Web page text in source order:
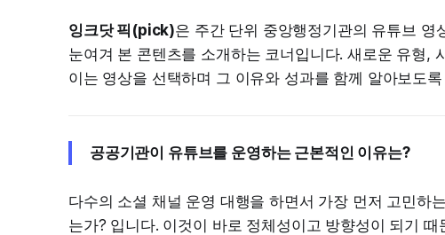
잉크닷 픽(pick)은 주간 단위 중앙행정기관의 유튜브
눈여겨 본 콘텐츠를 소개하는 코너입니다. 새로운 유형,
이는 영상을 선택하며 그 이유와 성과를 함께 알아보도
공공기관이 유튜브를 운영하는 근본적인 이유는?
다수의 소셜 채널 운영 대행을 하면서 가장 먼저 고민하
는가? 입니다. 이것이 바로 정체성이고 방향성이 되기